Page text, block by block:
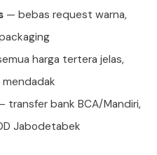
— bebas request warna,
harga tertera jelas,
transfer bank BCA/Mandiri,
Jabodetabek